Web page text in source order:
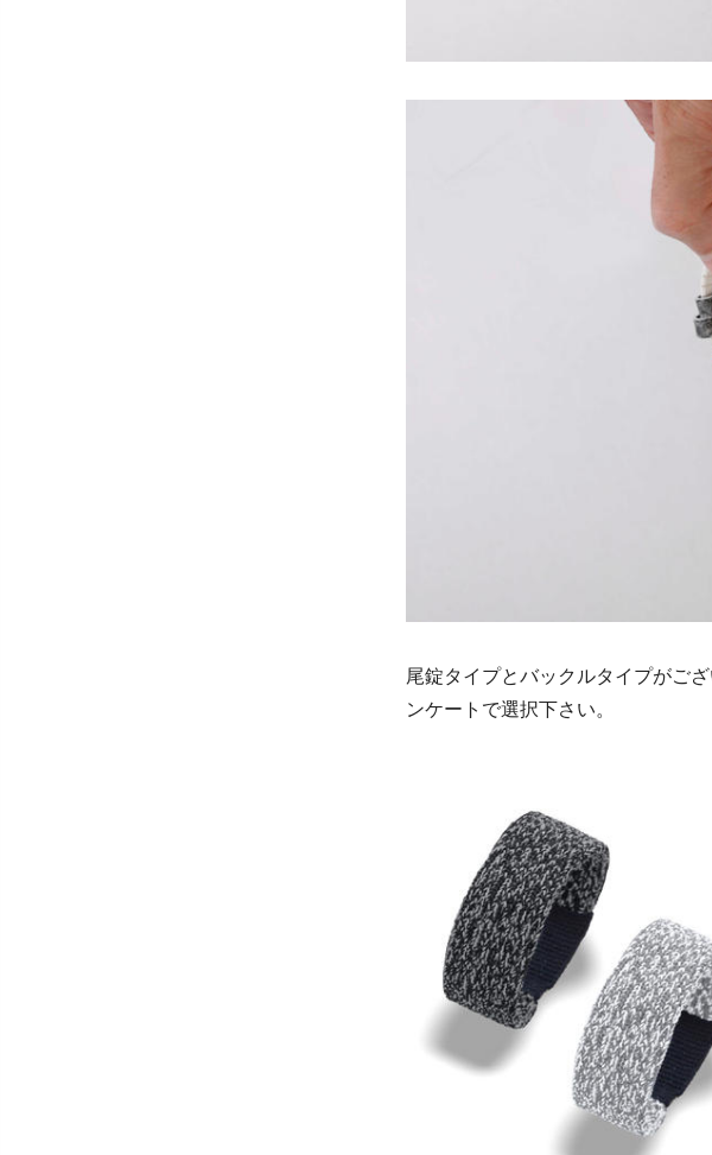
尾錠タイプとバックルタイプがご
ンケートで選択下さい。